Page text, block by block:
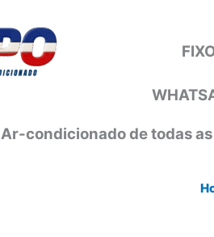
Ar-condicionado de todas as